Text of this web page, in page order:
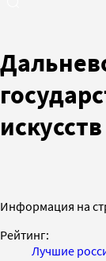
искусств
Информация на
Рейтинг:
Лучшие